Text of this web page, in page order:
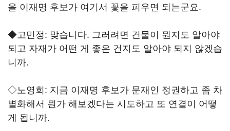
을 이재명 후보가 여기서 꽃을 피우면 되는군요.
◆고민정: 맞습니다. 그러려면 건물이 뭔지도 알아야
되고 자재가 어떤 게 좋은 건지도 알아야 되지 않겠습
니까.
◇노영희: 지금 이재명 후보가 문재인 정권하고 좀 차
별화해서 뭔가 해보겠다는 시도하고 또 연결이 어떻
게 됩니까.